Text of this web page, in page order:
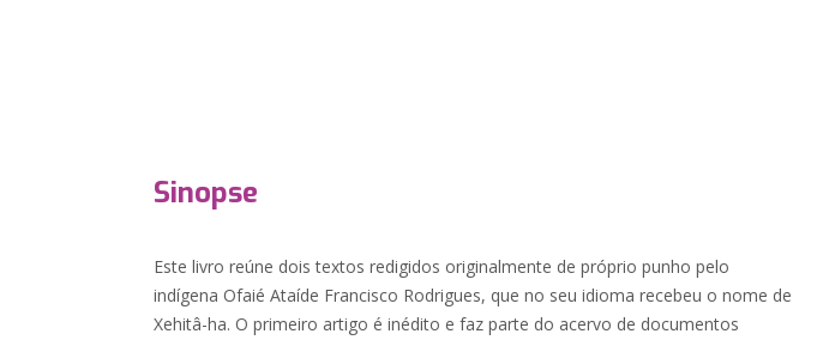
Sinopse
Este livro reúne dois textos redigidos originalmente de próprio punho pelo
indígena Ofaié Ataíde Francisco Rodrigues, que no seu idioma recebeu o nome de
Xehitâ-ha. O primeiro artigo é inédito e faz parte do acervo de documentos